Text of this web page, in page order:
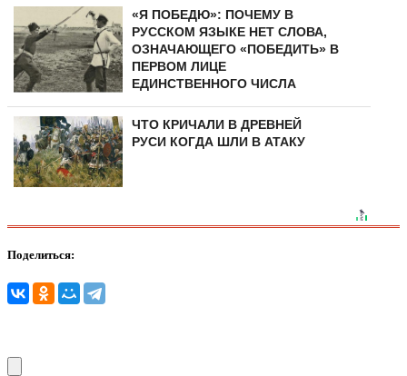
«Я ПОБЕДЮ»: ПОЧЕМУ В
РУССКОМ ЯЗЫКЕ НЕТ СЛОВА,
ОЗНАЧАЮЩЕГО «ПОБЕДИТЬ» В
ПЕРВОМ ЛИЦЕ
ЕДИНСТВЕННОГО ЧИСЛА
ЧТО КРИЧАЛИ В ДРЕВНЕЙ
РУСИ КОГДА ШЛИ В АТАКУ
Поделиться: